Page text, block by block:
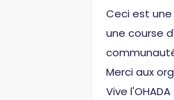
Ceci est
une course
Merci aux
Vive l'OHADA